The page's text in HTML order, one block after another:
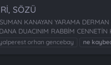
SÖZÜ
KANAYAN YARAMA
DUACINIM RABBİM
orhan gencebay ne